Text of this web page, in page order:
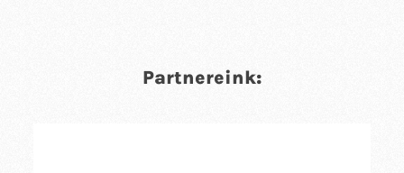
Partnereink: